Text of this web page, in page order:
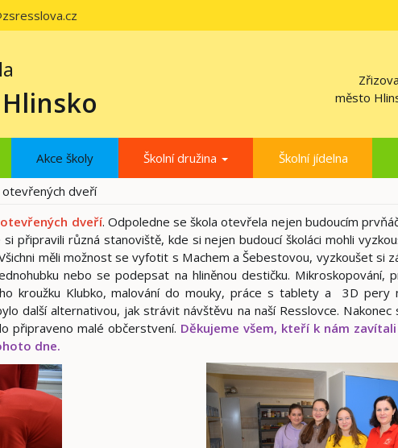
město
Akce školy Školní družina Školní jídelna
otevřených dveří
dveří. Odpoledne se škola otevřela nejen budoucím
připravili různá stanoviště, kde si nejen budoucí školáci mohli
měli možnost se vyfotit s Machem a Šebestovou, vyzkoušet si
nebo se podepsat na hliněnou destičku. Mikroskopování,
kroužku Klubko, malování do mouky, práce s tablety a 3D pery
další alternativou, jak strávit návštěvu na naší Resslovce. Nakonec
připraveno malé občerstvení. Děkujeme všem, kteří k nám
dne.